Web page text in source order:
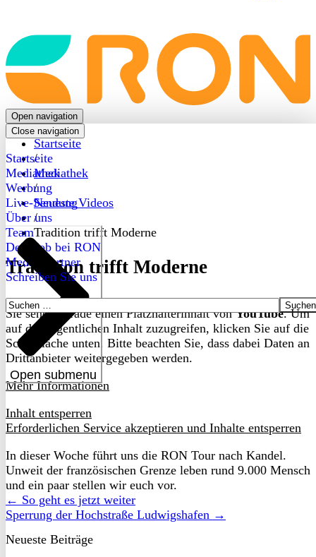
Back
to
frontpage
Open navigation
Close navigation
Startseite
Mediathek
Werbung
Live-Sendung
Über uns
Open submenu
Team
Dein Job bei RON
Medienpartner
Schreiben Sie uns
Suchen
nach:
Startseite
/
Mediathek
/
Neueste Videos
/
Tradition trifft Moderne
Tradition trifft Moderne
Sie sehen gerade einen Platzhalterinhalt vonYouTube. Um
auf den eigentlichen Inhalt zuzugreifen, klicken Sie auf die
Schaltfläche unten. Bitte beachten Sie, dass dabei Daten an
Drittanbieter weitergegeben werden.
Mehr Informationen
Inhalt entsperren
Erforderlichen Service akzeptieren und Inhalte entsperren
In dieser Woche führt uns die RON Tour nach Kandel.
Unweit der französischen Grenze leben rund 9.000 Mensch
und ein paar stellen wir euch vor.
← So geht es jetzt weiter
Sperrung der Hochstraße Ludwigshafen →
Neueste Beiträge